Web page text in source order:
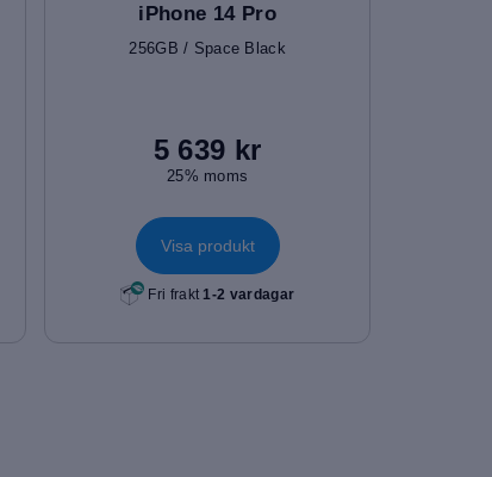
iPhone 14 Pro
256GB / Space Black
5 639 kr
25% moms
Visa produkt
Fri frakt1-2 vardagar